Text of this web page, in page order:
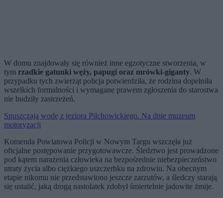
W domu znajdowały się również inne egzotyczne stworzenia, w
tym rzadkie gatunki węży, papugi oraz mrówki-giganty. W
przypadku tych zwierząt policja potwierdziła, że rodzina dopełniła
wszelkich formalności i wymagane prawem zgłoszenia do starostwa
nie budziły zastrzeżeń.
Spuszczają wodę z jeziora Pilchowickiego. Na dnie muzeum
motoryzacji
Komenda Powiatowa Policji w Nowym Targu wszczęła już
oficjalne postępowanie przygotowawcze. Śledztwo jest prowadzone
pod kątem narażenia człowieka na bezpośrednie niebezpieczeństwo
utraty życia albo ciężkiego uszczerbku na zdrowiu. Na obecnym
etapie nikomu nie przedstawiono jeszcze zarzutów, a śledczy starają
się ustalić, jaką drogą nastolatek zdobył śmiertelnie jadowite żmije.